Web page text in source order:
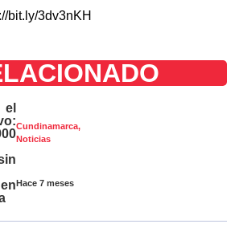
bit.ly/3dv3nKH
Cundinamarca,
Noticias
Hace 7 meses